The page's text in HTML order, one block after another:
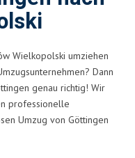
Wielkopolski umziehen
Dann
genau richtig! Wir
professionelle
Umzug von Göttingen